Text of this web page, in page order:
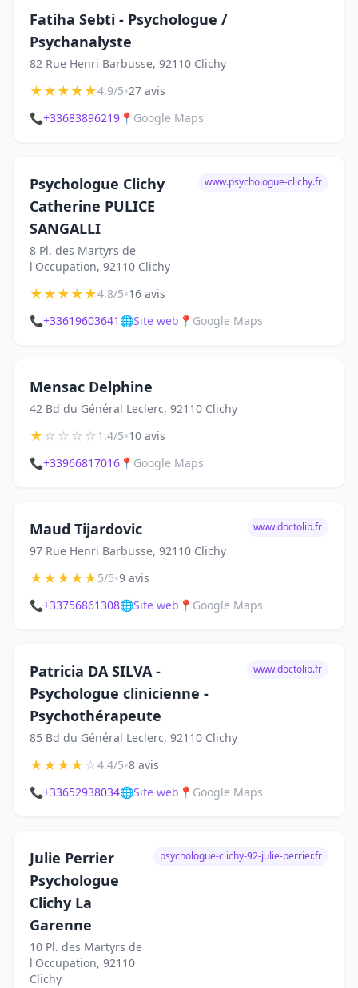
Fatiha Sebti - Psychologue /
Psychanalyste
82 Rue Henri Barbusse, 92110 Clichy
★★★★★4.9/5•27 avis
📞+33683896219 📍 Google Maps
Psychologue Clichy
Catherine PULICE
SANGALLI
8 Pl. des Martyrs de
l'Occupation, 92110 Clichy
www.psychologue-clichy.fr
★★★★★4.8/5•16 avis
📞+33619603641 🌐Site web 📍 Google Maps
Mensac Delphine
42 Bd du Général Leclerc, 92110 Clichy
★☆☆☆☆1.4/5•10 avis
📞+33966817016 📍 Google Maps
Maud Tijardovic
97 Rue Henri Barbusse, 92110 Clichy
www.doctolib.fr
★★★★★5/5•9 avis
📞+33756861308🌐Site web 📍 Google Maps
Patricia DA SILVA -
Psychologue clinicienne -
Psychothérapeute
85 Bd du Général Leclerc, 92110 Clichy
www.doctolib.fr
★★★★☆4.4/5•8 avis
📞+33652938034🌐Site web 📍 Google Maps
Julie Perrier
Psychologue
Clichy La
Garenne
10 Pl. des Martyrs de
l'Occupation, 92110
Clichy
psychologue-clichy-92-julie-perrier.fr